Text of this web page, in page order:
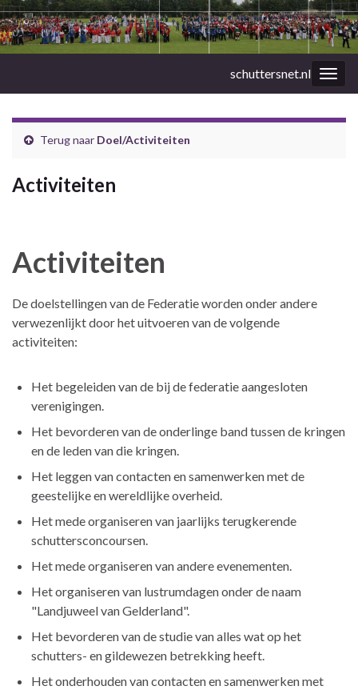
schuttersnet.nl
Terug naar Doel/Activiteiten
Activiteiten
Activiteiten
De doelstellingen van de Federatie worden onder andere
verwezenlijkt door het uitvoeren van de volgende
activiteiten:
Het begeleiden van de bij de federatie aangesloten
verenigingen.
Het bevorderen van de onderlinge band tussen de kringen
en de leden van die kringen.
Het leggen van contacten en samenwerken met de
geestelijke en wereldlijke overheid.
Het mede organiseren van jaarlijks terugkerende
schuttersconcoursen.
Het mede organiseren van andere evenementen.
Het organiseren van lustrumdagen onder de naam
"Landjuweel van Gelderland".
Het bevorderen van de studie van alles wat op het
schutters- en gildewezen betrekking heeft.
Het onderhouden van contacten en samenwerken met